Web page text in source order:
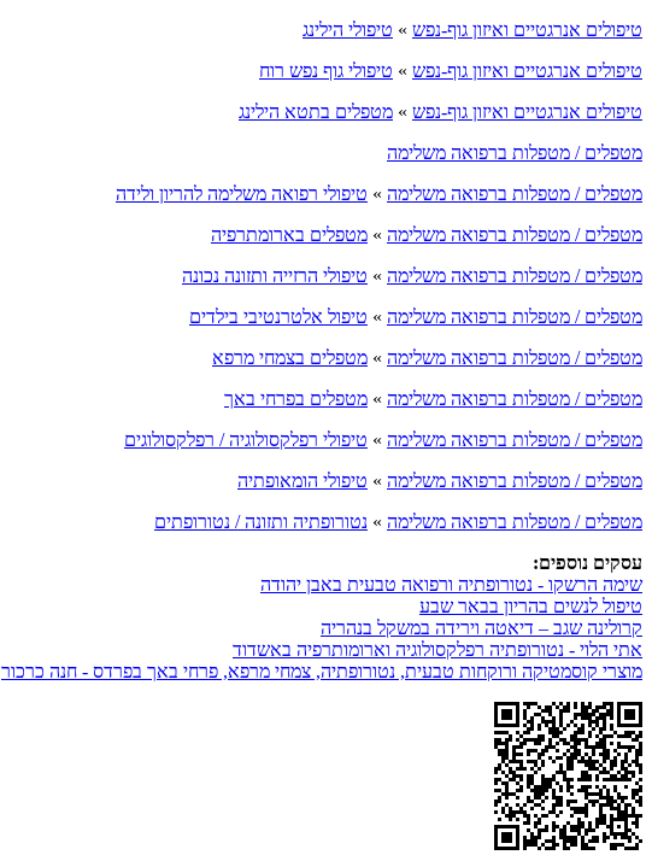
טיפולים אנרגטיים ואיזון גוף-נפש » טיפולי הילינג
טיפולים אנרגטיים ואיזון גוף-נפש » טיפולי גוף נפש רוח
טיפולים אנרגטיים ואיזון גוף-נפש » מטפלים בתטא הילינג
מטפלים / מטפלות ברפואה משלימה
מטפלים / מטפלות ברפואה משלימה » טיפולי רפואה משלימה להריון ולידה
מטפלים / מטפלות ברפואה משלימה » מטפלים בארומתרפיה
מטפלים / מטפלות ברפואה משלימה » טיפולי הרזייה ותזונה נכונה
מטפלים / מטפלות ברפואה משלימה » טיפול אלטרנטיבי בילדים
מטפלים / מטפלות ברפואה משלימה » מטפלים בצמחי מרפא
מטפלים / מטפלות ברפואה משלימה » מטפלים בפרחי באך
מטפלים / מטפלות ברפואה משלימה » טיפולי רפלקסולוגיה / רפלקסולוגים
מטפלים / מטפלות ברפואה משלימה » טיפולי הומאופתיה
מטפלים / מטפלות ברפואה משלימה » נטורופתיה ותזונה / נטורופתים
עסקים נוספים:
שימה הרשקו - נטורופתיה ורפואה טבעית באבן יהודה
טיפול לנשים בהריון בבאר שבע
קרולינה שגב – דיאטה וירידה במשקל בנהריה
אתי הלוי - נטורופתיה רפלקסולוגיה וארומותרפיה באשדוד
מוצרי קוסמטיקה ורוקחות טבעית, נטורופתיה, צמחי מרפא, פרחי באך בפרדס - חנה כרכור